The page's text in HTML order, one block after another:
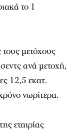
το 1
μετόχους
ανά μετοχή,
12,5 εκατ.
νωρίτερα.
εταιρίας